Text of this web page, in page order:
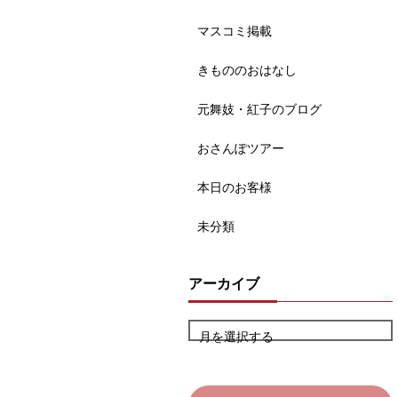
マスコミ掲載
きもののおはなし
元舞妓・紅子のブログ
おさんぽツアー
本日のお客様
未分類
アーカイブ
月を選択する